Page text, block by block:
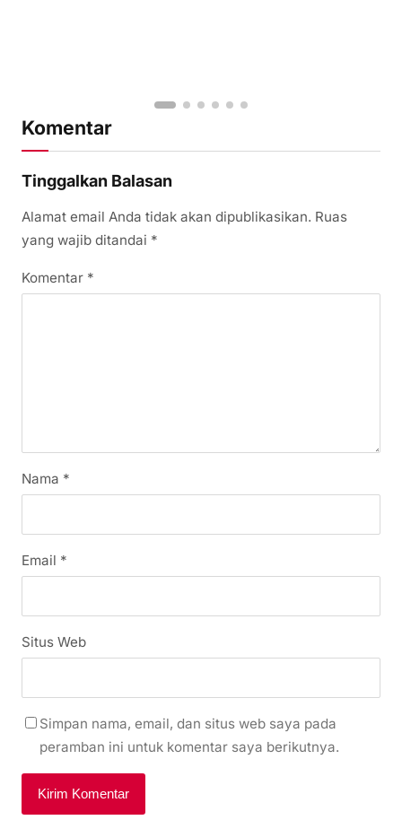
Komentar
Tinggalkan Balasan
Alamat email Anda tidak akan dipublikasikan. Ruas
yang wajib ditandai *
Komentar *
Nama *
Email *
Situs Web
Simpan nama, email, dan situs web saya pada
peramban ini untuk komentar saya berikutnya.